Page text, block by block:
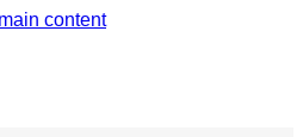
content